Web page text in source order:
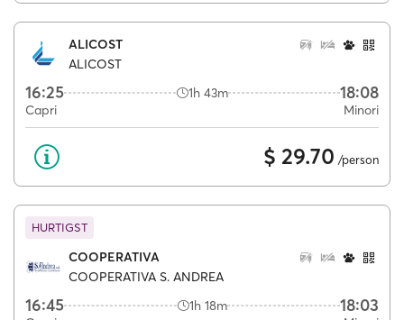
ALICOST
ALICOST
16:25 1h 43m 18:08
Capri Minori
$ 29.70 /person
HURTIGST
COOPERATIVA
COOPERATIVA S. ANDREA
16:45 1h 18m 18:03